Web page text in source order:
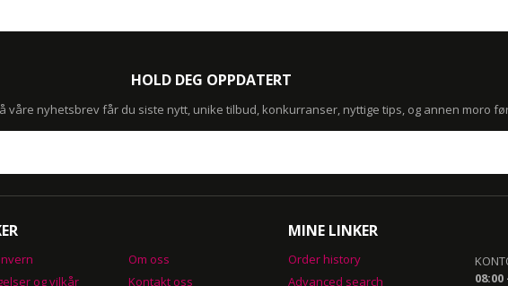
HOLD DEG OPPDATERT
våre nyhetsbrev får du siste nytt, unike tilbud, konkurranser, nyttige tips, og annen moro
og vilkår
Om oss
Kontakt oss
MINE LINKER
Order history
Advanced search
08:00